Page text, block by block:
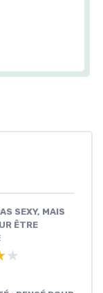
SEXY, MAIS
ÊTRE